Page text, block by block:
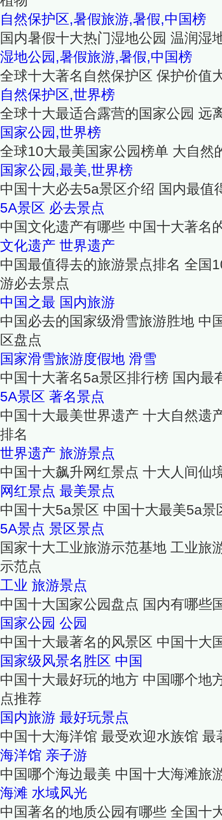
自然保护区,暑假旅游,暑假,中国榜
国内暑假十大热门湿地公园 温润湿
湿地公园,暑假旅游,暑假,中国榜
全球十大著名自然保护区 保护价值
自然保护区,世界榜
全球十大最适合露营的国家公园 远
国家公园,世界榜
全球10大最美国家公园榜单 大自然
国家公园,最美,世界榜
中国十大必去5a景区介绍 国内最值
5A景区 必去景点
中国文化遗产有哪些 中国十大著名
文化遗产 世界遗产
中国最值得去的旅游景点排名 全国
游必去景点
中国之最 国内旅游
中国必去的国家级滑雪旅游胜地 中
区盘点
国家滑雪旅游度假地 滑雪
中国十大著名5a景区排行榜 国内最
5A景区 著名景点
中国十大最美世界遗产 十大自然遗
排名
世界遗产 旅游景点
中国十大飙升网红景点 十大人间仙
网红景点 最美景点
中国十大5a景区 中国十大最美5a
5A景点 景区景点
国家十大工业旅游示范基地 工业旅
示范点
工业 旅游景点
中国十大国家公园盘点 国内有哪些
国家公园 公园
中国十大最著名的风景区 中国十大
国家级风景名胜区 中国
中国十大最好玩的地方 中国哪个地
点推荐
国内旅游 最好玩景点
中国十大海洋馆 最受欢迎水族馆
海洋馆 亲子游
中国哪个海边最美 中国十大海滩旅
海滩 水域风光
中国著名的地质公园有哪些 全国十